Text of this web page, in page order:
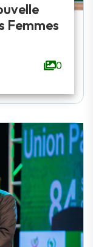
Femmes
0